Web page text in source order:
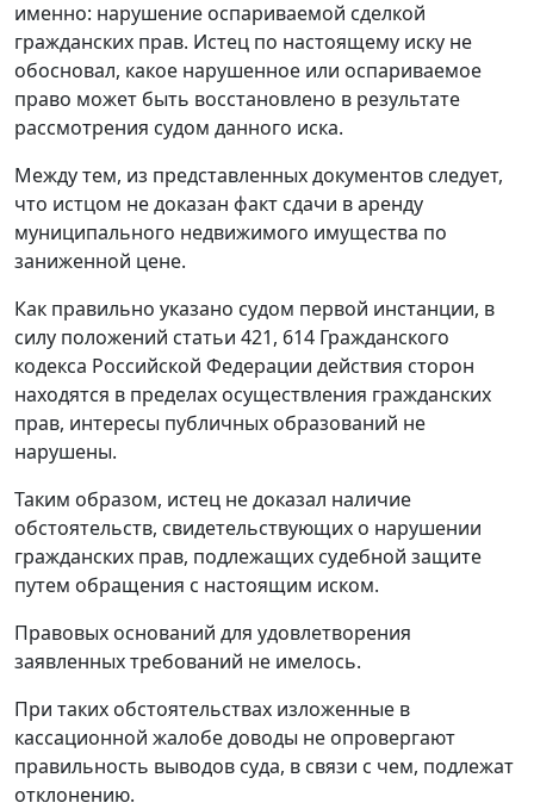
именно: нарушение оспариваемой сделкой
гражданских прав. Истец по настоящему иску не
обосновал, какое нарушенное или оспариваемое
право может быть восстановлено в результате
рассмотрения судом данного иска.
Между тем, из представленных документов следует,
что истцом не доказан факт сдачи в аренду
муниципального недвижимого имущества по
заниженной цене.
Как правильно указано судом первой инстанции, в
силу положений статьи 421, 614 Гражданского
кодекса Российской Федерации действия сторон
находятся в пределах осуществления гражданских
прав, интересы публичных образований не
нарушены.
Таким образом, истец не доказал наличие
обстоятельств, свидетельствующих о нарушении
гражданских прав, подлежащих судебной защите
путем обращения с настоящим иском.
Правовых оснований для удовлетворения
заявленных требований не имелось.
При таких обстоятельствах изложенные в
кассационной жалобе доводы не опровергают
правильность выводов суда, в связи с чем, подлежат
отклонению.